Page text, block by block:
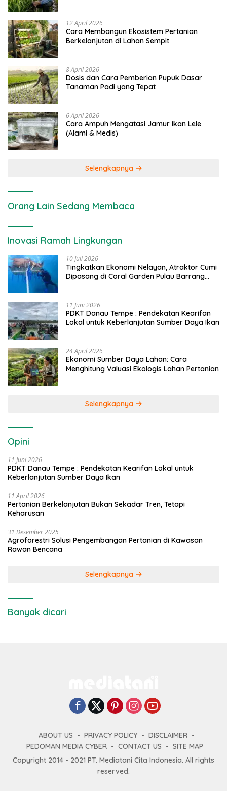
12 April 2026
Cara Membangun Ekosistem Pertanian
Berkelanjutan di Lahan Sempit
8 April 2026
Dosis dan Cara Pemberian Pupuk Dasar
Tanaman Padi yang Tepat
6 April 2026
Cara Ampuh Mengatasi Jamur Ikan Lele
(Alami & Medis)
Selengkapnya
Orang Lain Sedang Membaca
Inovasi Ramah Lingkungan
10 Juli 2026
Tingkatkan Ekonomi Nelayan, Atraktor Cumi
Dipasang di Coral Garden Pulau Barrang
11 Juni 2026
PDKT Danau Tempe : Pendekatan Kearifan
Lokal untuk Keberlanjutan Sumber Daya Ikan
24 April 2026
Ekonomi Sumber Daya Lahan: Cara
Menghitung Valuasi Ekologis Lahan Pertanian
Selengkapnya
Opini
11 Juni 2026
PDKT Danau Tempe : Pendekatan Kearifan Lokal untuk
Keberlanjutan Sumber Daya Ikan
11 April 2026
Pertanian Berkelanjutan Bukan Sekadar Tren, Tetapi
Keharusan
31 Desember 2025
Agroforestri Solusi Pengembangan Pertanian di Kawasan
Rawan Bencana
Selengkapnya
Banyak dicari
ABOUT US PRIVACY POLICY
DISCLAIMER
PEDOMAN MEDIA CYBER
CONTACT US
SITE MAP
Copyright 2014 - 2021 PT. Mediatani Cita Indonesia. All rights
reserved.